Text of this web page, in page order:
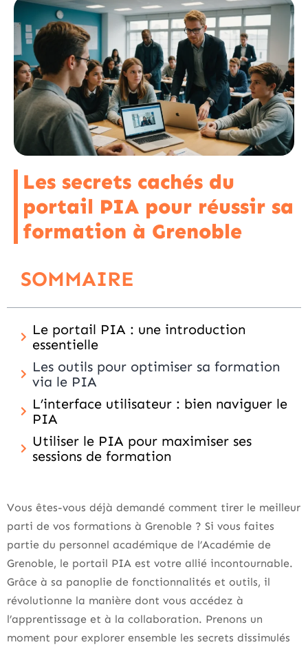
Les secrets cachés du
portail PIA pour réussir sa
formation à Grenoble
SOMMAIRE
Le portail PIA : une introduction
essentielle
Les outils pour optimiser sa formation
via le PIA
L’interface utilisateur : bien naviguer le
PIA
Utiliser le PIA pour maximiser ses
sessions de formation
Vous êtes-vous déjà demandé comment tirer le meilleur
parti de vos formations à Grenoble ? Si vous faites
partie du personnel académique de l’Académie de
Grenoble, le portail PIA est votre allié incontournable.
Grâce à sa panoplie de fonctionnalités et outils, il
révolutionne la manière dont vous accédez à
l’apprentissage et à la collaboration. Prenons un
moment pour explorer ensemble les secrets dissimulés